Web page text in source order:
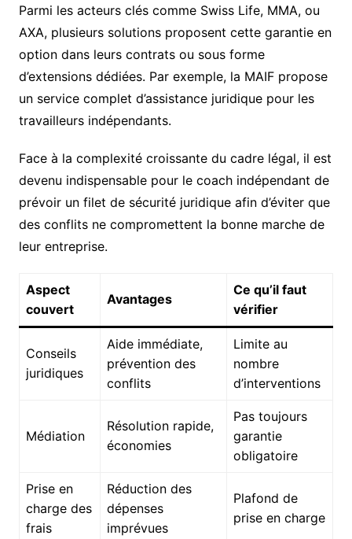
Parmi les acteurs clés comme Swiss Life, MMA, ou
AXA, plusieurs solutions proposent cette garantie en
option dans leurs contrats ou sous forme
d’extensions dédiées. Par exemple, la MAIF propose
un service complet d’assistance juridique pour les
travailleurs indépendants.
Face à la complexité croissante du cadre légal, il est
devenu indispensable pour le coach indépendant de
prévoir un filet de sécurité juridique afin d’éviter que
des conflits ne compromettent la bonne marche de
leur entreprise.
Aspect
couvert
Avantages
Ce qu’il faut
vérifier
Conseils
juridiques
Aide immédiate,
prévention des
conflits
Limite au
nombre
d’interventions
Médiation
Résolution rapide,
économies
Pas toujours
garantie
obligatoire
Prise en
charge des
frais
Réduction des
dépenses
imprévues
Plafond de
prise en charge